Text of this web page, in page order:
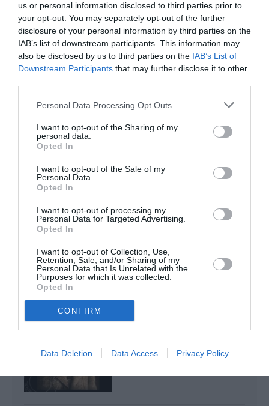
us or personal information disclosed to third parties prior to
your opt-out. You may separately opt-out of the further
disclosure of your personal information by third parties on the
IAB’s list of downstream participants. This information may
also be disclosed by us to third parties on the IAB’s List of
Downstream Participants that may further disclose it to other
Personal Data Processing Opt Outs
I want to opt-out of the Sharing of my
personal data.
Opted In
I want to opt-out of the Sale of my
Personal Data.
Opted In
I want to opt-out of processing my
Personal Data for Targeted Advertising.
Opted In
I want to opt-out of Collection, Use,
Retention, Sale, and/or Sharing of my
Personal Data that Is Unrelated with the
Purposes for which it was collected.
Opted In
CONFIRM
Data Deletion Data Access Privacy Policy
Sauf si…a commenté l'article :
Incivilités à Bangkok : 22 passagers chinois refusés à
bord après une course-poursuite, l’incident devient
diplomatique
histoire de l'aviation
LIRE AUSSI
LE 8 AOÛT 1908 DANS LE
PUBLIQUE...
LE 7 AOÛT 1909 DANS LE
FAIT ENCORE